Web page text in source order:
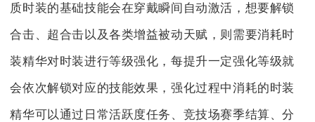
质时装的基础技能会在穿戴瞬间自动激活，想要解锁
合击、超合击以及各类增益被动天赋，则需要消耗时
装精华对时装进行等级强化，每提升一定强化等级就
会依次解锁对应的技能效果，强化过程中消耗的时装
精华可以通过日常活跃度任务、竞技场赛季结算、分